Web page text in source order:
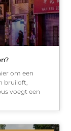
om een
bruiloft,
voegt een